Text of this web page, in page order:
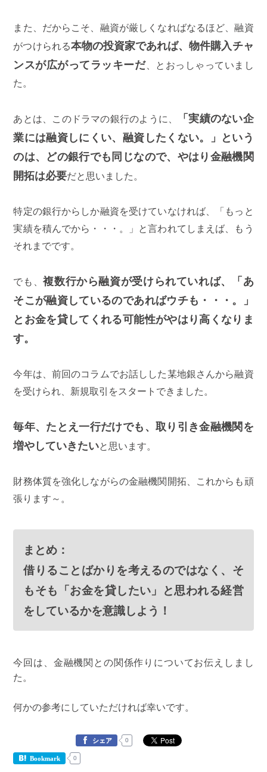
また、だからこそ、融資が厳しくなればなるほど、融資
がつけられる本物の投資家であれば、物件購入チャ
ンスが広がってラッキーだ、とおっしゃっていまし
た。
あとは、このドラマの銀行のように、
「実績のない企
業には融資しにくい、融資したくない。」という
のは、どの銀行でも同じなので、やはり金融機関
開拓は必要だと思いました。
特定の銀行からしか融資を受けていなければ、「もっと
実績を積んでから・・・。」と言われてしまえば、もう
それまでです。
でも、複数行から融資が受けられていれば、「あ
そこが融資しているのであればウチも・・・。」
とお金を貸してくれる可能性がやはり高くなりま
す。
今年は、前回のコラムでお話しした某地銀さんから融資
を受けられ、新規取引をスタートできました。
毎年、たとえ一行だけでも、取り引き金融機関を
増やしていきたいと思います。
財務体質を強化しながらの金融機関開拓、これからも頑
張ります～。
まとめ：
借りることばかりを考えるのではなく、そ
もそも「お金を貸したい」と思われる経営
をしているかを意識しよう！
今回は、金融機関との関係作りについてお伝えしまし
た。
何かの参考にしていただければ幸いです。
シェア 0
Bookmark 0